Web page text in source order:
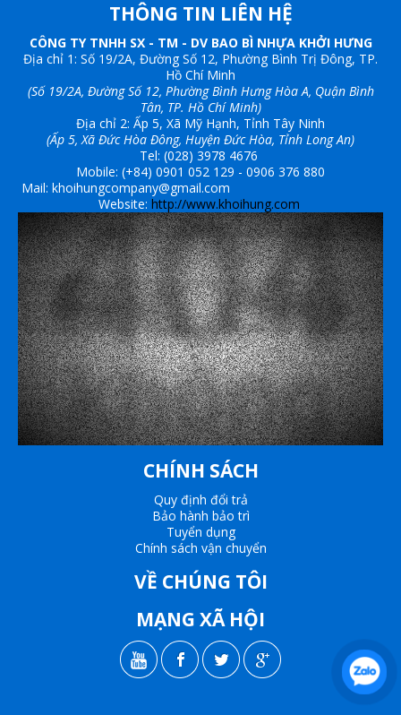
THÔNG TIN LIÊN HỆ
CÔNG TY TNHH SX - TM - DV BAO BÌ NHỰA KHỞI HƯNG
Địa chỉ 1: Số 19/2A, Đường Số 12, Phường Bình Trị Đông, TP.
Hồ Chí Minh
(Số 19/2A, Đường Số 12, Phường Bình Hưng Hòa A, Quận Bình
Tân, TP. Hồ Chí Minh)
Địa chỉ 2: Ấp 5, Xã Mỹ Hạnh, Tỉnh Tây Ninh
(Ấp 5, Xã Đức Hòa Đông, Huyện Đức Hòa, Tỉnh Long An)
Tel: (028) 3978 4676
Mobile: (+84) 0901 052 129 - 0906 376 880
Mail: khoihungcompany@gmail.com
Website: http://www.khoihung.com
CHÍNH SÁCH
Quy định đổi trả
Bảo hành bảo trì
Tuyển dụng
Chính sách vận chuyển
VỀ CHÚNG TÔI
MẠNG XÃ HỘI